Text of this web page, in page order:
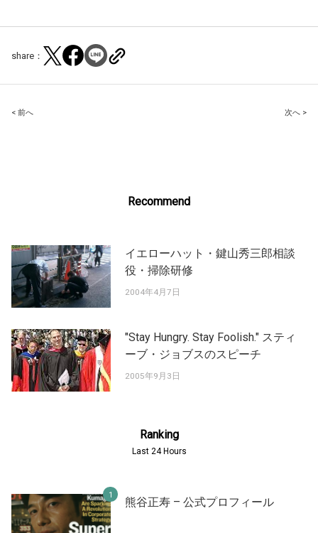
share：
Post
< 前へ 次へ >
Recommend
イエローハット・鍵山秀三郎相談
役・掃除研修
2004年4月7日
"Stay Hungry. Stay Foolish." スティ
ーブ・ジョブスのスピーチ
2005年9月3日
Ranking
Last 24 Hours
熊谷正寿 – 公式プロフィール